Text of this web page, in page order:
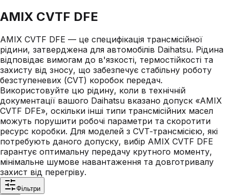
AMIX CVTF DFE
AMIX CVTF DFE — це специфікація трансмісійної
рідини, затверджена для автомобілів Daihatsu. Рідина
відповідає вимогам до в'язкості, термостійкості та
захисту від зносу, що забезпечує стабільну роботу
безступеневих (CVT) коробок передач.
Використовуйте цю рідину, коли в технічній
документації вашого Daihatsu вказано допуск «AMIX
CVTF DFE», оскільки інші типи трансмісійних масел
можуть порушити робочі параметри та скоротити
ресурс коробки. Для моделей з CVT‑трансмісією, які
потребують даного допуску, вибір AMIX CVTF DFE
гарантує оптимальну передачу крутного моменту,
мінімальне шумове навантаження та довготривалу
захист від перегріву.
Фільтри